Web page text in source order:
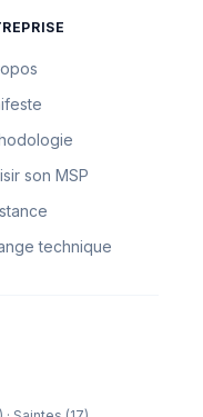
son MSP
technique